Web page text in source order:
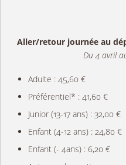
Aller/retour journée au
Du 4 avril
Adulte : 45,60 €
Préférentiel* : 41,60 €
Junior (13-17 ans) : 32,00 €
Enfant (4-12 ans) : 24,80 €
Enfant (- 4ans) : 6,20 €